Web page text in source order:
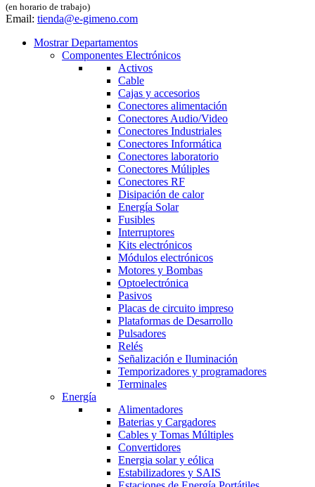
(en horario de trabajo)
Email: tienda@e-gimeno.com
Mostrar Departamentos
Componentes Electrónicos
Activos
Cable
Cajas y accesorios
Conectores alimentación
Conectores Audio/Video
Conectores Industriales
Conectores Informática
Conectores laboratorio
Conectores Múliples
Conectores RF
Disipación de calor
Energía Solar
Fusibles
Interruptores
Kits electrónicos
Módulos electrónicos
Motores y Bombas
Optoelectrónica
Pasivos
Placas de circuito impreso
Plataformas de Desarrollo
Pulsadores
Relés
Señalización e Iluminación
Temporizadores y programadores
Terminales
Energía
Alimentadores
Baterias y Cargadores
Cables y Tomas Múltiples
Convertidores
Energia solar y eólica
Estabilizadores y SAIS